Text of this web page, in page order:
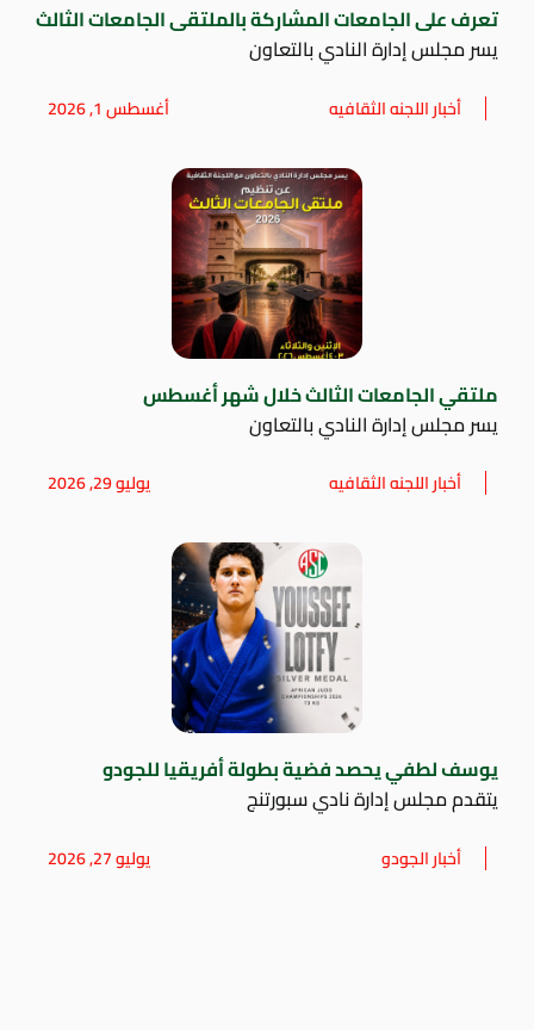
تعرف على الجامعات المشاركة بالملتقى الجامعات الثالث
يسر مجلس إدارة النادي بالتعاون
أخبار اللجنه الثقافيه أغسطس 1, 2026
ملتقي الجامعات الثالث خلال شهر أغسطس
يسر مجلس إدارة النادي بالتعاون
أخبار اللجنه الثقافيه يوليو 29, 2026
يوسف لطفي يحصد فضية بطولة أفريقيا للجودو
يتقدم مجلس إدارة نادي سبورتنج
أخبار الجودو يوليو 27, 2026